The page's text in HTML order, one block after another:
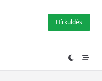
Hírküldés